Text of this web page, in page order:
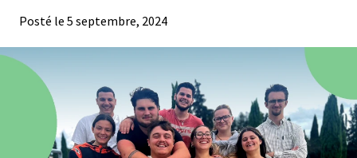
Trouver
sa
voie
Posté le 5 septembre, 2024